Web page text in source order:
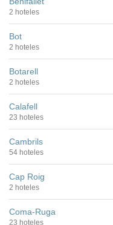
2 hoteles
Bot
2 hoteles
Botarell
2 hoteles
Calafell
23 hoteles
Cambrils
54 hoteles
Cap Roig
2 hoteles
Coma-Ruga
23 hoteles